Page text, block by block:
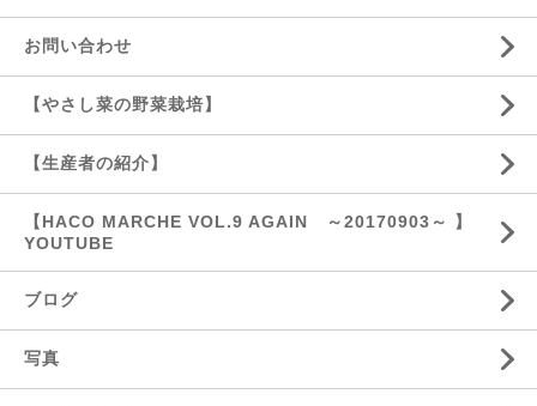
お問い合わせ
【やさし菜の野菜栽培】
【生産者の紹介】
【HACO MARCHE VOL.9 AGAIN ～20170903～ 】
YOUTUBE
ブログ
写真